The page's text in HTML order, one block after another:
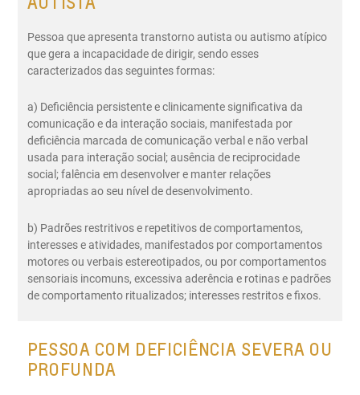
Pessoa que apresenta transtorno autista ou autismo atípico
que gera a incapacidade de dirigir, sendo esses
caracterizados das seguintes formas:
a) Deficiência persistente e clinicamente significativa da
comunicação e da interação sociais, manifestada por
deficiência marcada de comunicação verbal e não verbal
usada para interação social; ausência de reciprocidade
social; falência em desenvolver e manter relações
apropriadas ao seu nível de desenvolvimento.
b) Padrões restritivos e repetitivos de comportamentos,
interesses e atividades, manifestados por comportamentos
motores ou verbais estereotipados, ou por comportamentos
sensoriais incomuns, excessiva aderência e rotinas e padrões
de comportamento ritualizados; interesses restritos e fixos.
PESSOA COM DEFICIÊNCIA SEVERA OU
PROFUNDA